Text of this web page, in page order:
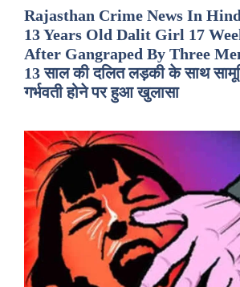
Rajasthan Crime News In
13 Years Old Dalit Girl 17
After Gangraped By Three
13 साल की दलित लड़की के साथ
गर्भवती होने पर हुआ खुलासा